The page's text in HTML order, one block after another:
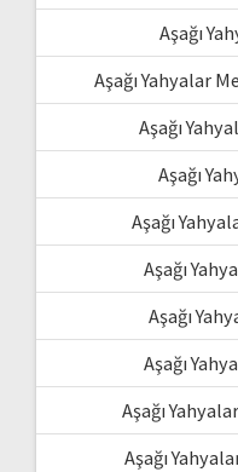
Aşağı
Aşağı Yahyalar
Aşağı
Aşağı
Aşağı
Aşağı
Aşağı
Aşağı
Aşağı
Aşağı